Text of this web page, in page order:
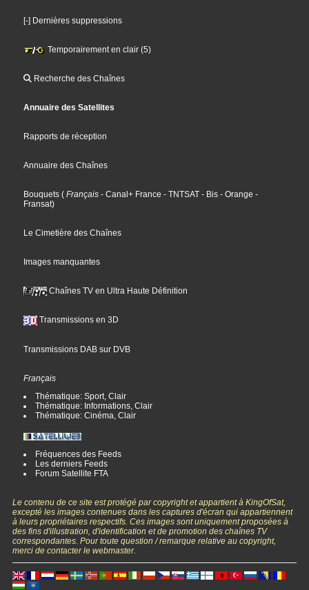
[-] Dernières suppressions
Temporairement en clair (5)
Recherche des Chaînes
Annuaire des Satellites
Rapports de réception
Annuaire des Chaînes
Bouquets ( Français - Canal+ France - TNTSAT - Bis - Orange -
Fransat)
Le Cimetière des Chaînes
Images manquantes
Chaînes TV en Ultra Haute Définition
Transmissions en 3D
Transmissions DAB sur DVB
Français
Thématique: Sport, Clair
Thématique: Informations, Clair
Thématique: Cinéma, Clair
Fréquences des Feeds
Les derniers Feeds
Forum Satellite FTA
Le contenu de ce site est protégé par copyright et appartient à KingOfSat,
excepté les images contenues dans les captures d'écran qui appartiennent
à leurs propriétaires respectifs. Ces images sont uniquement proposées à
des fins d'illustration, d'identification et de promotion des chaînes TV
correspondantes. Pour toute question / remarque relative au copyright,
merci de contacter le webmaster.